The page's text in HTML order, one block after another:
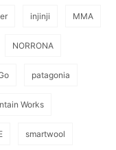
injinji MMA
NORRONA
patagonia
Works
smartwool